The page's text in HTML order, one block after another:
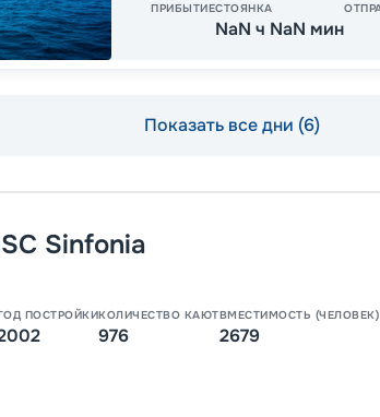
ПРИБЫТИЕСТОЯНКА
NaN ч NaN мин
Показать все дни (6)
Sinfonia
ПОСТРОЙКИКОЛИЧЕСТВО КАЮТ
976
ВМЕСТИМОСТЬ (ЧЕЛОВЕК)
2679